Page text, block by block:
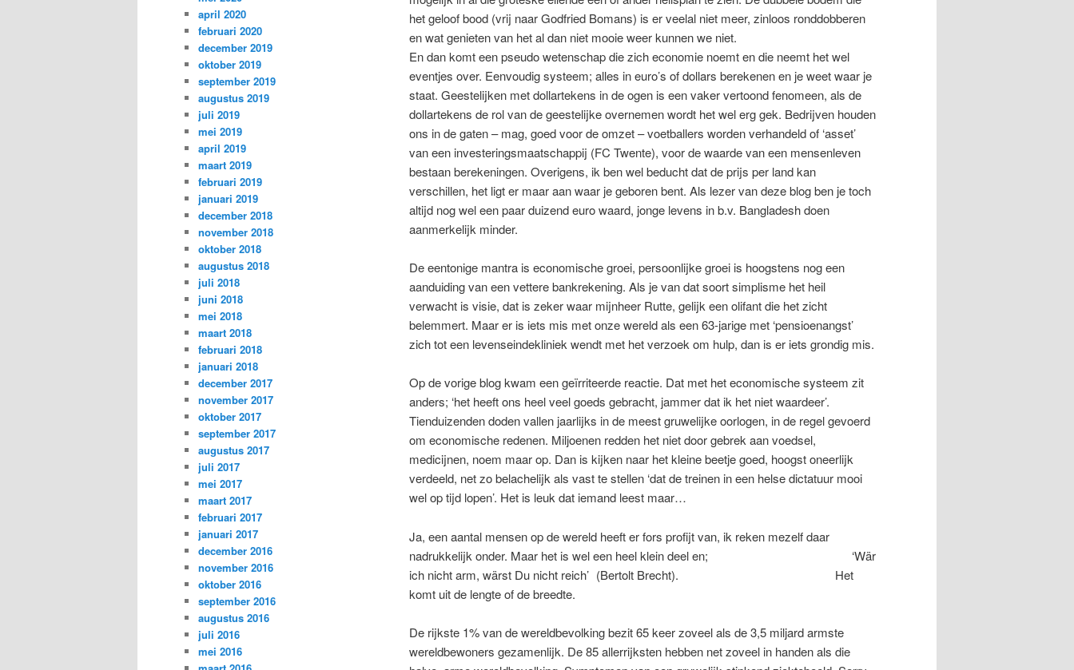
het geloof bood (vrij naar Godfried Bomans) is er veelal niet meer, zinloos ronddobberen
en wat genieten van het al dan niet mooie weer kunnen we niet.
En dan komt een pseudo wetenschap die zich economie noemt en die neemt het wel
eventjes over. Eenvoudig systeem; alles in euro’s of dollars berekenen en je weet waar je
staat. Geestelijken met dollartekens in de ogen is een vaker vertoond fenomeen, als de
dollartekens de rol van de geestelijke overnemen wordt het wel erg gek. Bedrijven houden
ons in de gaten – mag, goed voor de omzet – voetballers worden verhandeld of ‘asset’
van een investeringsmaatschappij (FC Twente), voor de waarde van een mensenleven
bestaan berekeningen. Overigens, ik ben wel beducht dat de prijs per land kan
verschillen, het ligt er maar aan waar je geboren bent. Als lezer van deze blog ben je toch
altijd nog wel een paar duizend euro waard, jonge levens in b.v. Bangladesh doen
aanmerkelijk minder.
De eentonige mantra is economische groei, persoonlijke groei is hoogstens nog een
aanduiding van een vettere bankrekening. Als je van dat soort simplisme het heil
verwacht is visie, dat is zeker waar mijnheer Rutte, gelijk een olifant die het zicht
belemmert. Maar er is iets mis met onze wereld als een 63-jarige met ‘pensioenangst’
zich tot een levenseindekliniek wendt met het verzoek om hulp, dan is er iets grondig mis.
Op de vorige blog kwam een geïrriteerde reactie. Dat met het economische systeem zit
anders; ‘het heeft ons heel veel goeds gebracht, jammer dat ik het niet waardeer’.
Tienduizenden doden vallen jaarlijks in de meest gruwelijke oorlogen, in de regel gevoerd
om economische redenen. Miljoenen redden het niet door gebrek aan voedsel,
medicijnen, noem maar op. Dan is kijken naar het kleine beetje goed, hoogst oneerlijk
verdeeld, net zo belachelijk als vast te stellen ‘dat de treinen in een helse dictatuur mooi
wel op tijd lopen’. Het is leuk dat iemand leest maar…
Ja, een aantal mensen op de wereld heeft er fors profijt van, ik reken mezelf daar
nadrukkelijk onder. Maar het is wel een heel klein deel en; ‘Wär
ich nicht arm, wärst Du nicht reich’ (Bertolt Brecht). Het
komt uit de lengte of de breedte.
De rijkste 1% van de wereldbevolking bezit 65 keer zoveel als de 3,5 miljard armste
wereldbewoners gezamenlijk. De 85 allerrijksten hebben net zoveel in handen als die
april 2020
februari 2020
december 2019
oktober 2019
september 2019
augustus 2019
juli 2019
mei 2019
april 2019
maart 2019
februari 2019
januari 2019
december 2018
november 2018
oktober 2018
augustus 2018
juli 2018
juni 2018
mei 2018
maart 2018
februari 2018
januari 2018
december 2017
november 2017
oktober 2017
september 2017
augustus 2017
juli 2017
mei 2017
maart 2017
februari 2017
januari 2017
december 2016
november 2016
oktober 2016
september 2016
augustus 2016
juli 2016
mei 2016